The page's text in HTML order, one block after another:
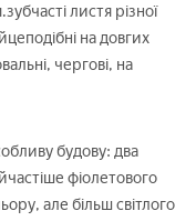
листя різної
на довгих
чергові, на
будову: два
фіолетового
але більш світлого